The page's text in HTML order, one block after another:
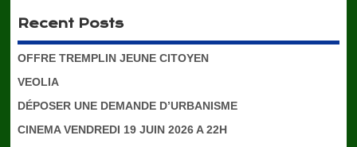
Recent Posts
OFFRE TREMPLIN JEUNE CITOYEN
VEOLIA
DÉPOSER UNE DEMANDE D’URBANISME
CINEMA VENDREDI 19 JUIN 2026 A 22H